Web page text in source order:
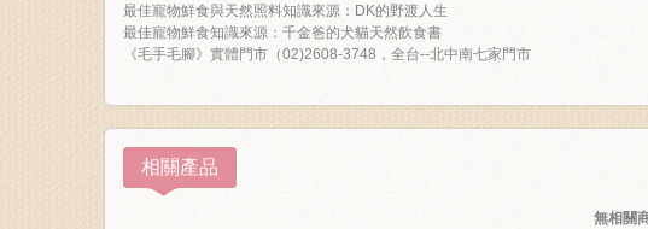
最佳寵物鮮食與天然照料知識來源：DK的野渡人生
最佳寵物鮮食知識來源：千金爸的犬貓天然飲食書
《毛手毛腳》實體門市（02)2608-3748，全台--北中南七家門市
相關產品
無相關